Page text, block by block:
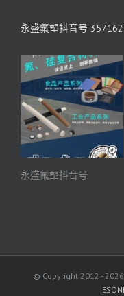
永盛氟塑抖音号
永盛氟塑抖音号
© Copyright 2012 -